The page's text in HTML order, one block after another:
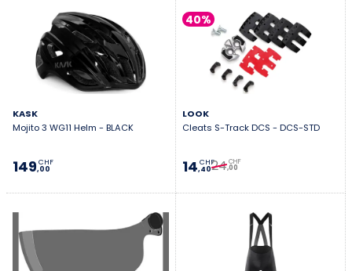
KASK
Mojito 3 WG11 Helm - BLACK
149,00
CHF
40%
LOOK
Cleats S-Track DCS - DCS-STD
14,40
CHF24,00
CHF